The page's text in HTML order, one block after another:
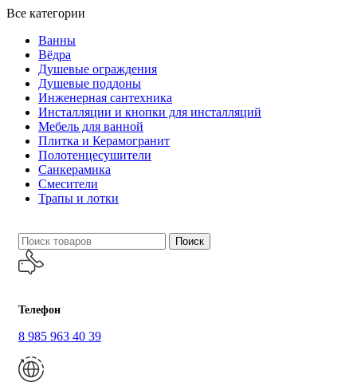
Все категории
Ванны
Вёдра
Душевые ограждения
Душевые поддоны
Инженерная сантехника
Инсталляции и кнопки для инсталляций
Мебель для ванной
Плитка и Керамогранит
Полотенцесушители
Санкерамика
Смесители
Трапы и лотки
Поиск
Телефон
8 985 963 40 39